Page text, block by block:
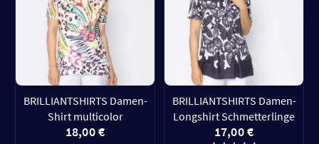
BRILLIANTSHIRTS Damen-
Shirt multicolor
18,00 €
BRILLIANTSHIRTS Damen-
Longshirt Schmetterlinge
17,00 €